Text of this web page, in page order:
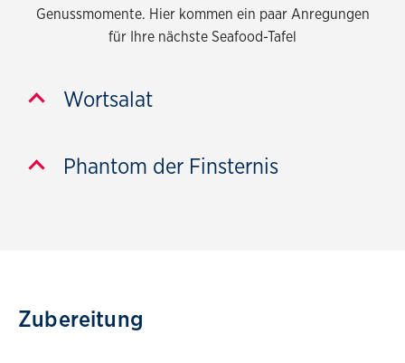
Genussmomente. Hier kommen ein paar Anregungen
für Ihre nächste Seafood-Tafel
Wortsalat
Phantom der Finsternis
Zubereitung